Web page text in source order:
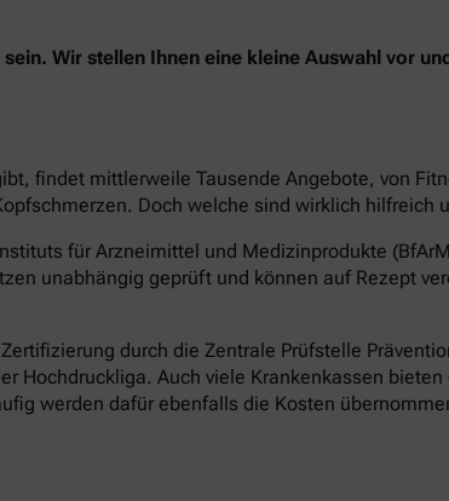
Wir stellen Ihnen eine kleine Auswahl vor
findet mittlerweile Tausende Angebote, von
Doch welche sind wirklich hilfreich
für Arzneimittel und Medizinprodukte
unabhängig geprüft und können auf Rezept
durch die Zentrale Prüfstelle
Hochdruckliga. Auch viele Krankenkassen
werden dafür ebenfalls die Kosten